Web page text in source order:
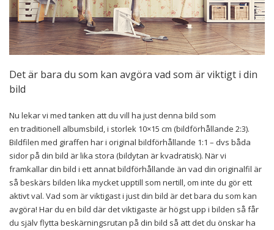
Det är bara du som kan avgöra vad som är viktigt i din
bild
Nu lekar vi med tanken att du vill ha just denna bild som
en traditionell albumsbild, i storlek 10×15 cm (bildförhållande 2:3).
Bildfilen med giraffen har i original bildförhållande 1:1 – dvs båda
sidor på din bild är lika stora (bildytan är kvadratisk). När vi
framkallar din bild i ett annat bildförhållande än vad din originalfil är
så beskärs bilden lika mycket upptill som nertill, om inte du gör ett
aktivt val. Vad som är viktigast i just din bild är det bara du som kan
avgöra! Har du en bild där det viktigaste är högst upp i bilden så får
du själv flytta beskärningsrutan på din bild så att det du önskar ha